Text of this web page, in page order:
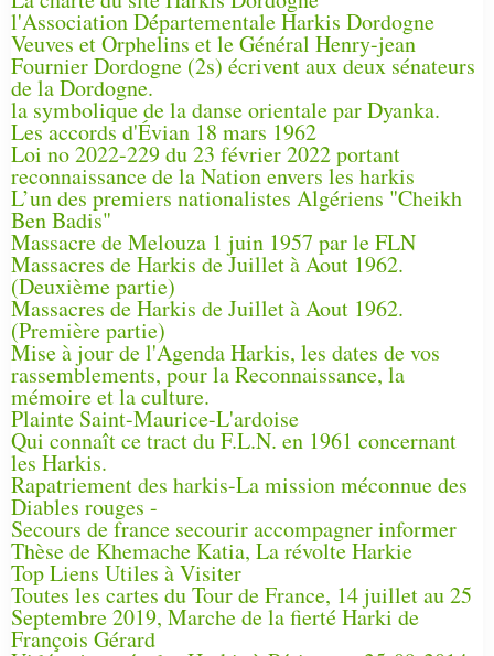
l'Association Départementale Harkis Dordogne
Veuves et Orphelins et le Général Henry-jean
Fournier Dordogne (2s) écrivent aux deux sénateurs
de la Dordogne.
la symbolique de la danse orientale par Dyanka.
Les accords d'Évian 18 mars 1962
Loi no 2022-229 du 23 février 2022 portant
reconnaissance de la Nation envers les harkis
L’un des premiers nationalistes Algériens "Cheikh
Ben Badis"
Massacre de Melouza 1 juin 1957 par le FLN
Massacres de Harkis de Juillet à Aout 1962.
(Deuxième partie)
Massacres de Harkis de Juillet à Aout 1962.
(Première partie)
Mise à jour de l'Agenda Harkis, les dates de vos
rassemblements, pour la Reconnaissance, la
mémoire et la culture.
Plainte Saint-Maurice-L'ardoise
Qui connaît ce tract du F.L.N. en 1961 concernant
les Harkis.
Rapatriement des harkis-La mission méconnue des
Diables rouges -
Secours de france secourir accompagner informer
Thèse de Khemache Katia, La révolte Harkie
Top Liens Utiles à Visiter
Toutes les cartes du Tour de France, 14 juillet au 25
Septembre 2019, Marche de la fierté Harki de
François Gérard